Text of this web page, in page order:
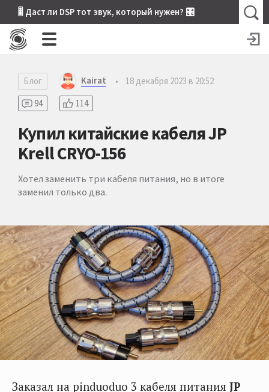
🎚 Даст ли DSP тот звук, который нужен? 🎛
Блог Kairat •
18 декабря 2023 в 20:52
94
114
Купил китайские кабеля JP
Krell CRYO-156
Хотел заменить три кабеля питания, но в итоге
заменил только два.
Заказал на pinduoduo 3 кабеля питания JP